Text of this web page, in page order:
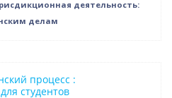
деятельность:
делам